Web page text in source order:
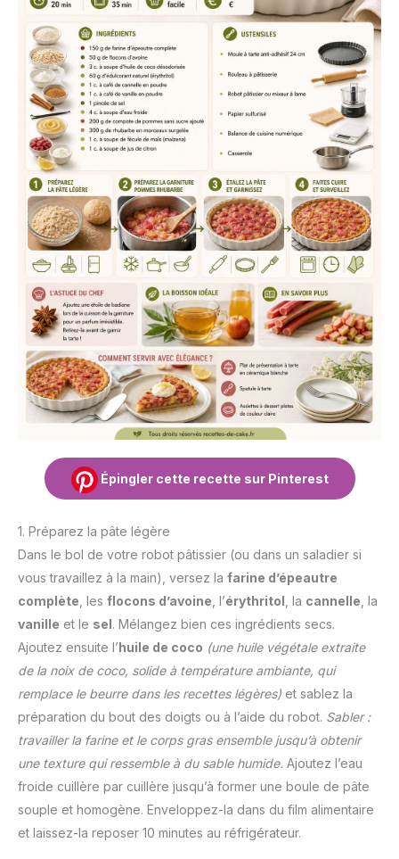
Épingler cette recette sur Pinterest
1. Préparez la pâte légère
Dans le bol de votre robot pâtissier (ou dans un saladier si
vous travaillez à la main), versez la farine d’épeautre
complète , les flocons d’avoine , l’érythritol , la cannelle , la
vanille et le sel. Mélangez bien ces ingrédients secs.
Ajoutez ensuite l’huile de coco (une huile végétale extraite
de la noix de coco, solide à température ambiante, qui
remplace le beurre dans les recettes légères) et sablez la
préparation du bout des doigts ou à l’aide du robot. Sabler :
travailler la farine et le corps gras ensemble jusqu’à obtenir
une texture qui ressemble à du sable humide. Ajoutez l’eau
froide cuillère par cuillère jusqu’à former une boule de pâte
souple et homogène. Enveloppez-la dans du film alimentaire
et laissez-la reposer 10 minutes au réfrigérateur.